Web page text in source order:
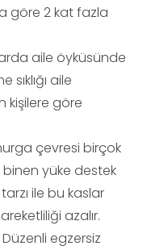
göre 2 kat fazla
aile öyküsünde
sıklığı aile
kişilere göre
çevresi birçok
yüke destek
ile bu kaslar
azalır.
egzersiz